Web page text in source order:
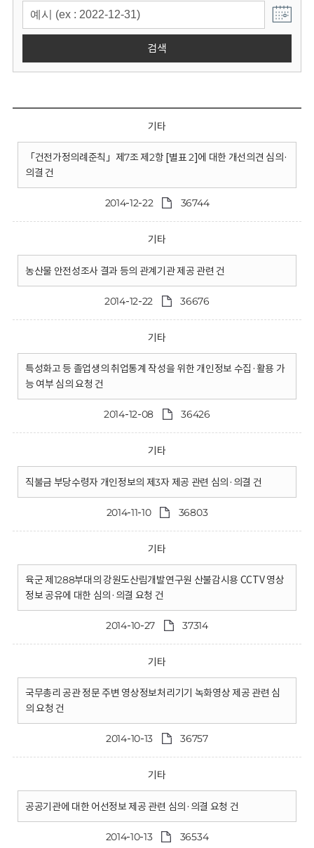
검색
기타
「건전가정의례준칙」제7조 제2항 [별표 2]에 대한 개선의견 심의·
의결 건
2014-12-22 36744
기타
농산물 안전성조사 결과 등의 관계기관 제공 관련 건
2014-12-22 36676
기타
특성화고 등 졸업생의 취업통계 작성을 위한 개인정보 수집·활용 가
능 여부 심의 요청 건
2014-12-08 36426
기타
직불금 부당수령자 개인정보의 제3자 제공 관련 심의·의결 건
2014-11-10 36803
기타
육군 제1288부대의 강원도산림개발연구원 산불감시용 CCTV 영상
정보 공유에 대한 심의·의결 요청 건
2014-10-27 37314
기타
국무총리 공관 정문 주변 영상정보처리기기 녹화영상 제공 관련 심
의 요청 건
2014-10-13 36757
기타
공공기관에 대한 어선정보 제공 관련 심의·의결 요청 건
2014-10-13 36534